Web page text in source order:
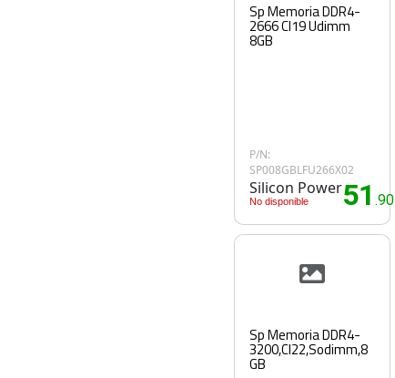
Sp Memoria DDR4-
2666 Cl19 Udimm
8GB
P/N:
SP008GBLFU266X02
Silicon Power
No disponible 51.90€
Sp Memoria DDR4-
3200,Cl22,Sodimm,8
GB